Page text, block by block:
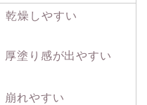
l 乾燥しやすい
l 厚塗り感が出やすい
l 崩れやすい